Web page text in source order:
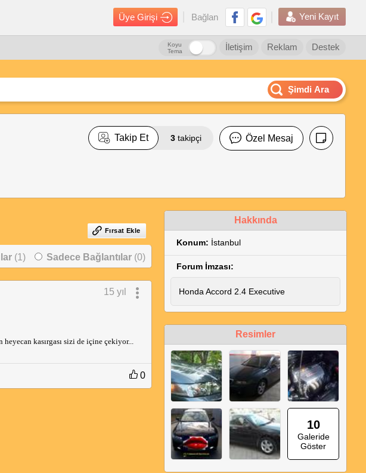
Üye Girişi Bağlan Yeni Kayıt
Destek
Reklam
İletişim
Koyu
Tema
Şimdi Ara
Takip Et 3 takipçi Özel Mesaj
Fırsat Ekle
(1) Sadece Bağlantılar (0)
15 yıl
kasırgası sizi de içine çekiyor...
0
Hakkında
Konum: İstanbul
Forum İmzası:
Honda Accord 2.4 Executive
Resimler
10
Galeride
Göster